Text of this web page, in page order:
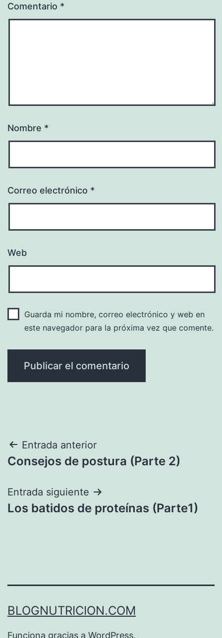
Comentario *
Nombre *
Correo electrónico *
Web
Guarda mi nombre, correo electrónico y web en
este navegador para la próxima vez que comente.
Navegación
de
entradas
Entrada anterior
Consejos de postura (Parte 2)
Entrada siguiente
Los batidos de proteínas (Parte1)
BLOGNUTRICION.COM
Funciona gracias a WordPress.